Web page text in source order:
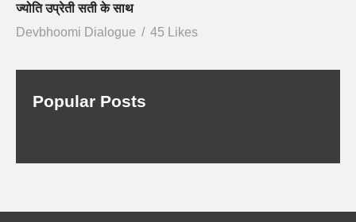
ज्योति उप्रेती सती के साथ
Devbhoomi Dialogue
45 Likes
Popular Posts